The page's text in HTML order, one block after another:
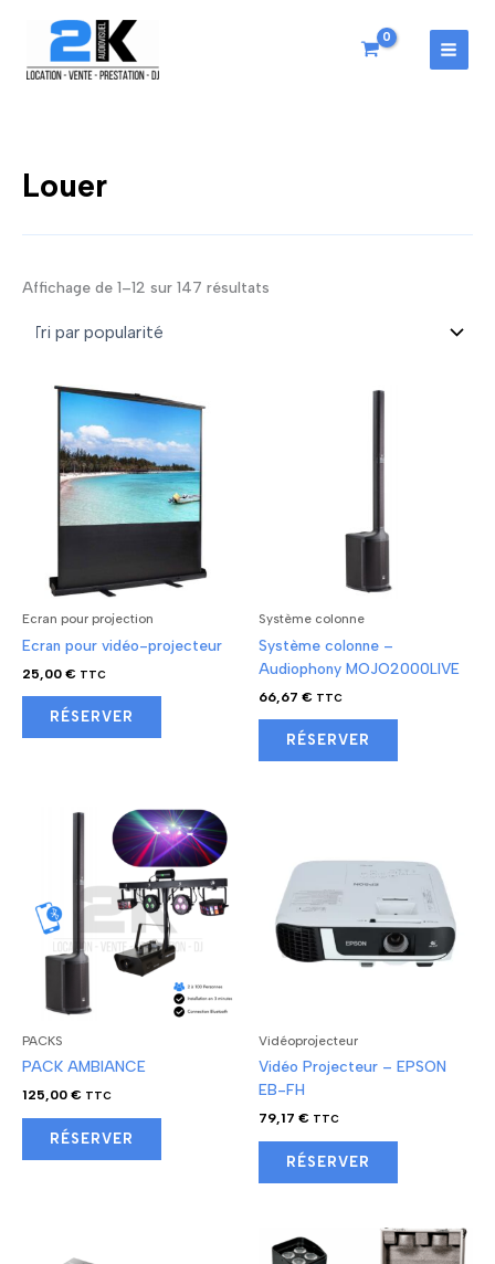
Louer
Affichage de 1–12 sur 147 résultats
Ecran pour projection
Ecran pour vidéo-projecteur
25,00 € TTC
RÉSERVER
Système colonne
Système colonne –
Audiophony MOJO2000LIVE
66,67 € TTC
RÉSERVER
PACKS
PACK AMBIANCE
125,00 € TTC
RÉSERVER
Vidéoprojecteur
Vidéo Projecteur – EPSON
EB-FH
79,17 € TTC
RÉSERVER